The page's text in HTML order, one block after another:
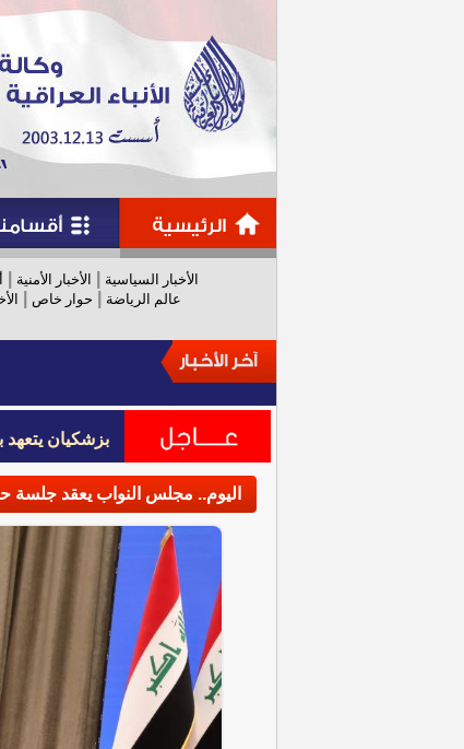
الأخبار السياسية الأخبار الأمنية
عالم الرياضة
حوار خاص
بزشكيان
بزشكيان
اليوم.. مجلس النواب يعقد